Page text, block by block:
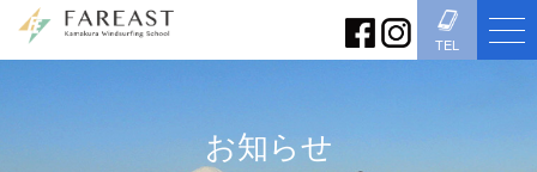
TEL
お知らせ